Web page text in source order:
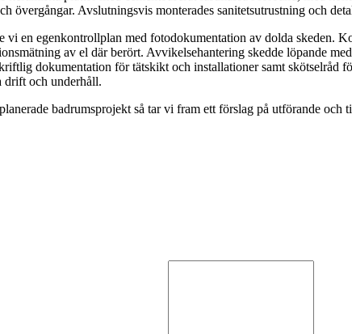
övergångar. Avslutningsvis monterades sanitetsutrustning och
vi en egenkontrollplan med fotodokumentation av dolda
av el där berört. Avvikelsehantering skedde löpande
dokumentation för tätskikt och installationer samt skötselråd
drift och underhåll.
badrumsprojekt så tar vi fram ett förslag på utförande och